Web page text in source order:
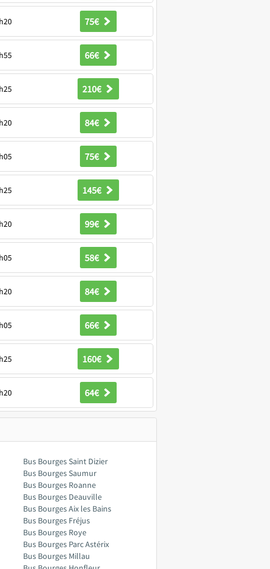
75€
66€
210€
84€
75€
145€
99€
58€
84€
66€
160€
64€
Bus Bourges Saint Dizier
Bus Bourges Saumur
Bus Bourges Roanne
Bus Bourges Deauville
Bus Bourges Aix les Bains
Bus Bourges Fréjus
Bus Bourges Roye
Bus Bourges Parc Astérix
Bus Bourges Millau